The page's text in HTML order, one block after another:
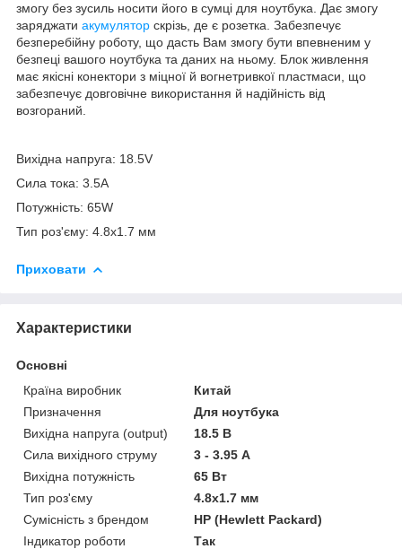
змогу без зусиль носити його в сумці для ноутбука. Дає змогу
заряджати акумулятор скрізь, де є розетка. Забезпечує
безперебійну роботу, що дасть Вам змогу бути впевненим у
безпеці вашого ноутбука та даних на ньому. Блок живлення
має якісні конектори з міцної й вогнетривкої пластмаси, що
забезпечує довговічне використання й надійність від
возгораний.
Вихідна напруга: 18.5V
Сила тока: 3.5A
Потужність: 65W
Тип роз'єму: 4.8x1.7 мм
Приховати
Характеристики
Основні
Країна виробник
Китай
Призначення
Для ноутбука
Вихідна напруга (output)
18.5 В
Сила вихідного струму
3 - 3.95 А
Вихідна потужність
65 Вт
Тип роз'єму
4.8x1.7 мм
Сумісність з брендом
HP (Hewlett Packard)
Індикатор роботи
Так